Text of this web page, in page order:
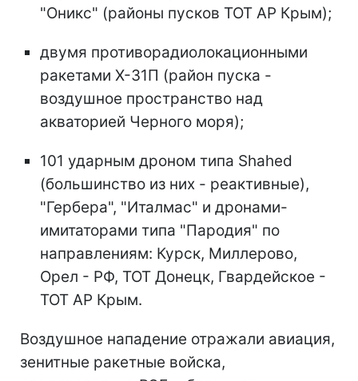
"Оникс" (районы пусков ТОТ АР Крым);
двумя противорадиолокационными
ракетами Х-31П (район пуска -
воздушное пространство над
акваторией Черного моря);
101 ударным дроном типа Shahed
(большинство из них - реактивные),
"Гербера", "Италмас" и дронами-
имитаторами типа "Пародия" по
направлениям: Курск, Миллерово,
Орел - РФ, ТОТ Донецк, Гвардейское -
ТОТ АР Крым.
Воздушное нападение отражали авиация,
зенитные ракетные войска,